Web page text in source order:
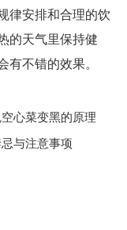
安排和合理的饮
的天气里保持健
有不错的效果。
心菜变黑的原理
与注意事项